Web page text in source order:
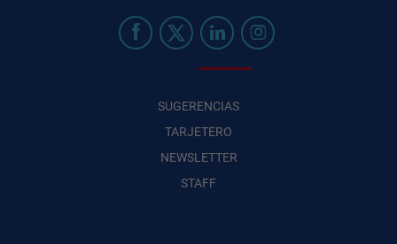
SUGERENCIAS
TARJETERO
NEWSLETTER
STAFF